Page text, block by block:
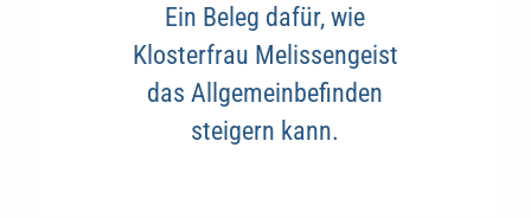
Ein Beleg dafür, wie
Klosterfrau Melissengeist
das Allgemeinbefinden
steigern kann.